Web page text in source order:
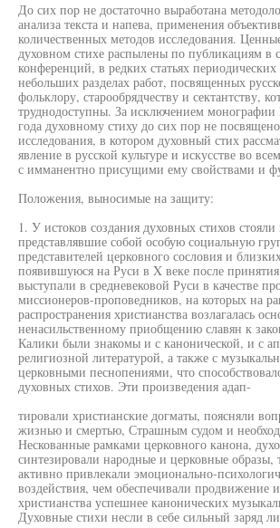
До сих пор не достаточно выработана
анализа текста и напева, применения
количественных методов исследования.
духовном стихе распылены по публикациям в
конференций, в редких статьях
небольших разделах работ, посвященных
фольклору, старообрядчеству и сектантству,
труднодоступны. За исключением
года духовному стиху до сих пор не
исследования, в котором духовный стих
явление в русской культуре и искусстве во
с имманентно присущими ему свойствами и
Положения, выносимые на защиту:
1. У истоков создания духовных стихов
представлявшие собой особую социальную
представителей церковного сословия и
появившуюся на Руси в X веке после
выступали в средневековой Руси в качестве
миссионеров-проповедников, на которых на
распространения христианства возлагалась
ненасильственному приобщению славян к
Калики были знакомы и с канонической, и с
религиозной литературой, а также с
церковными песнопениями, что
духовных стихов. Эти произведения адап-
тировали христианские догматы, поясняли
жизнью и смертью, Страшным судом и
Нескованные рамками церковного канона,
синтезировали народные и церковные образы,
активно привлекали эмоционально-
воздействия, чем обеспечивали продвижение
христианства успешнее канонических
Духовные стихи несли в себе сильный заряд